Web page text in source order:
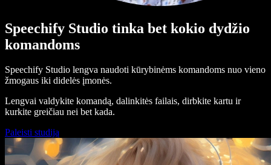
Speechify Studio tinka bet kokio dydžio
komandoms
Speechify Studio lengva naudoti kūrybinėms komandoms nuo vieno
žmogaus iki didelės įmonės.
Lengvai valdykite komandą, dalinkitės failais, dirbkite kartu ir
kurkite greičiau nei bet kada.
Paleisti studiją